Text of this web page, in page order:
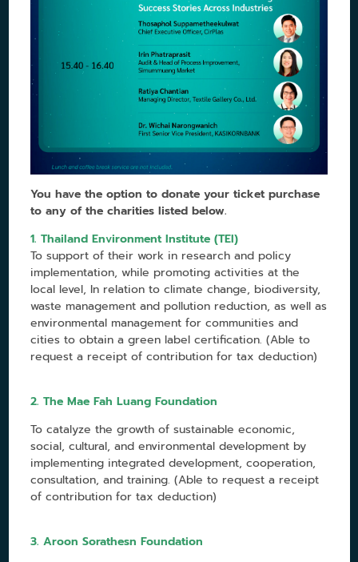
You have the option to donate your ticket purchase
to any of the charities listed below.
1. Thailand Environment Institute (TEI)
To support of their work in research and policy
implementation, while promoting activities at the
local level, In relation to climate change, biodiversity,
waste management and pollution reduction, as well as
environmental management for communities and
cities to obtain a green label certification. (Able to
request a receipt of contribution for tax deduction)
2. The Mae Fah Luang Foundation
To catalyze the growth of sustainable economic,
social, cultural, and environmental development by
implementing integrated development, cooperation,
consultation, and training. (Able to request a receipt
of contribution for tax deduction)
3. Aroon Sorathesn Foundation